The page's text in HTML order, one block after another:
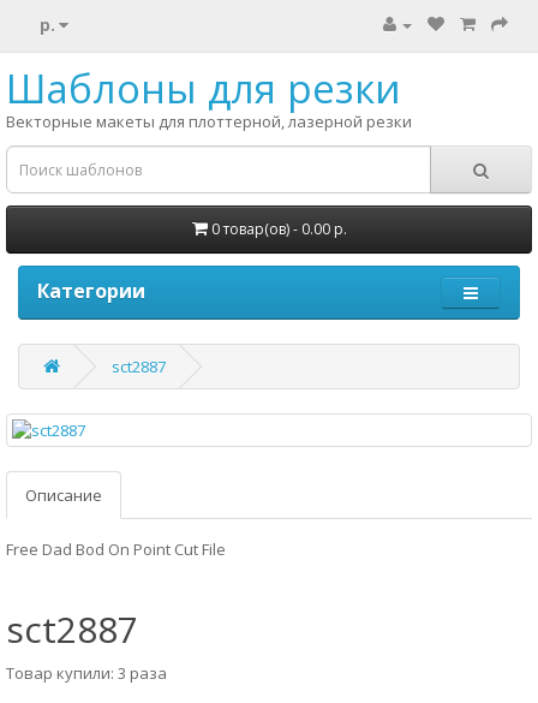
р.
Шаблоны для резки
Векторные макеты для плоттерной, лазерной резки
0 товар(ов) - 0.00 р.
Категории
sct2887
Описание
Free Dad Bod On Point Cut File
sct2887
Товар купили: 3 раза